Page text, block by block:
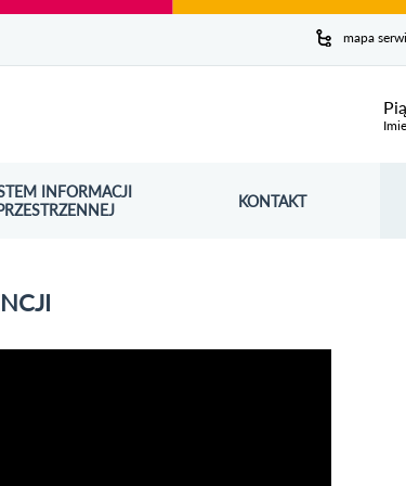
mapa
INFORMACJI
SIĘ W NOWYM OKNIE KONTAKT